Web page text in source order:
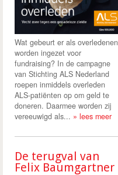
Wat gebeurt er als overledenen
worden ingezet voor
fundraising? In de campagne
van Stichting ALS Nederland
roepen inmiddels overleden
ALS-patiënten op om geld te
doneren. Daarmee worden zij
vereeuwigd als... » lees meer
De terugval van
Felix Baumgartner